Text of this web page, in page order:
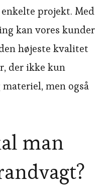
projekt. Med
kan vores kunder
højeste kvalitet
der ikke kun
men også
man